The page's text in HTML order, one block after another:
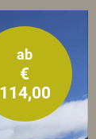
ab
€
114,00